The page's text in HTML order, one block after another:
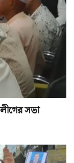
সভা